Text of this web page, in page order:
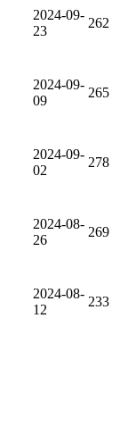
2024-09-
23
262
2024-09-
09
265
2024-09-
02
278
2024-08-
26
269
2024-08-
12
233